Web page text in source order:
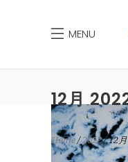
MENU
12月
Home 2022 12月